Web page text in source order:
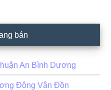
bán
An Bình Dương
Đông Vân Đồn